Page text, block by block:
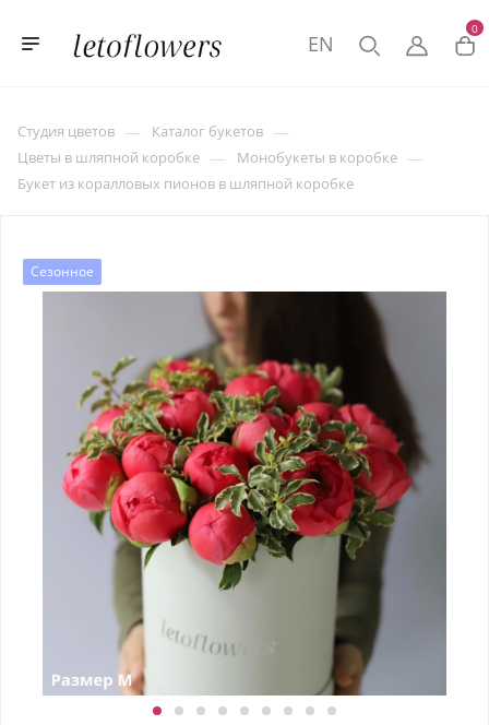
0
EN
Студия цветов — Каталог букетов —
Цветы в шляпной коробке — Монобукеты в коробке —
Букет из коралловых пионов в шляпной коробке
Сезонное